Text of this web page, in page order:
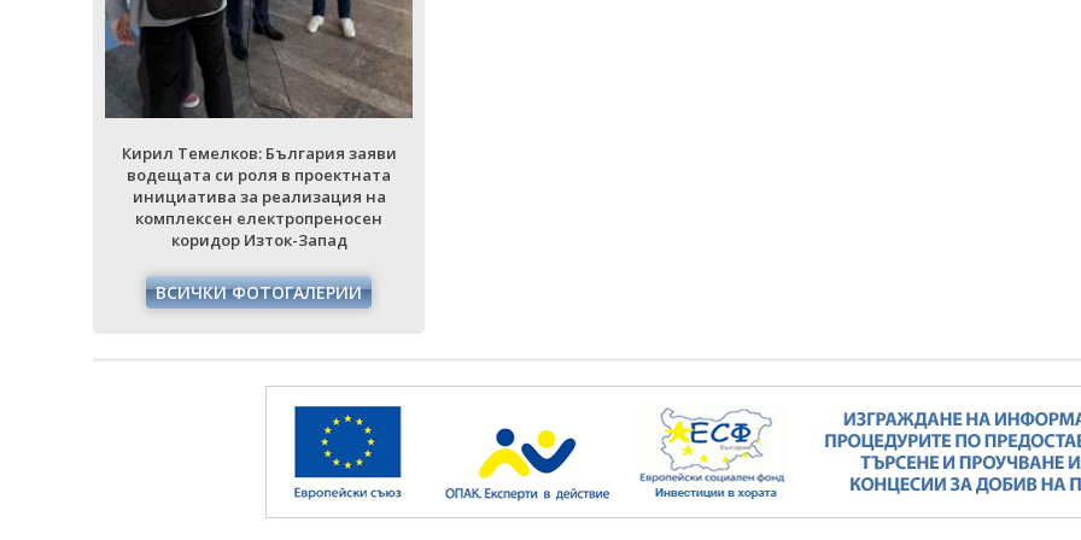
Кирил Темелков: България заяви
водещата си роля в проектната
инициатива за реализация на
комплексен електропреносен
коридор Изток-Запад
ВСИЧКИ ФОТОГАЛЕРИИ